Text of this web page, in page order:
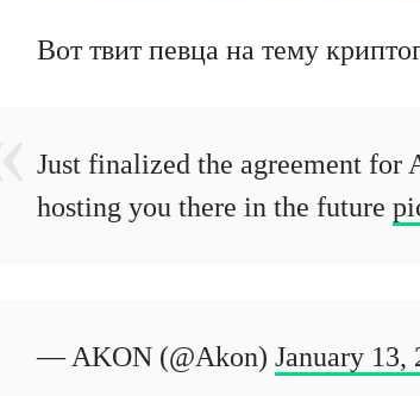
Вот твит певца на тему
Just finalized the agreement
hosting you there in the future
— AKON (@Akon) January 13,